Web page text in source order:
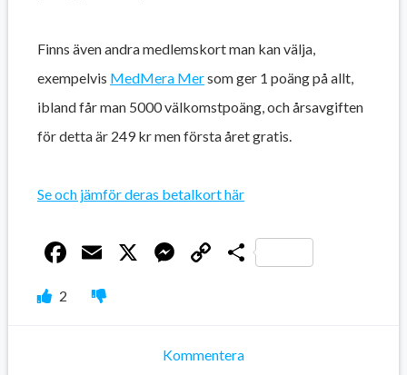
Finns även andra medlemskort man kan välja,
exempelvis MedMera Mersom ger 1 poäng på allt,
ibland får man 5000 välkomstpoäng, och årsavgiften
för detta är 249 kr men första året gratis.
Se och jämför deras betalkort här
Facebook
Email
X Messenger
CopyDela
2
Kommentera